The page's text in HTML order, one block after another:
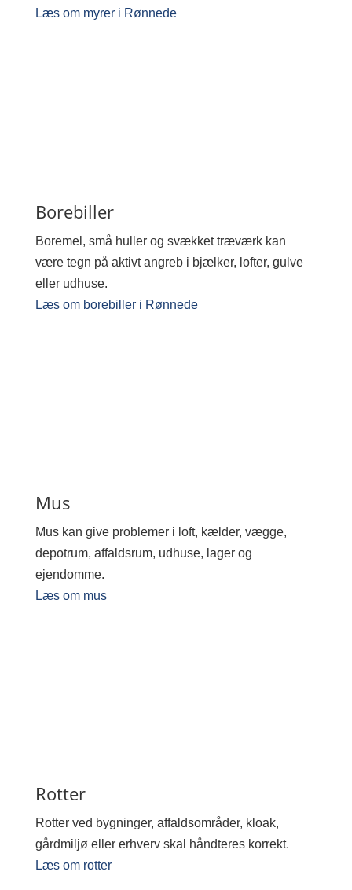
Læs om myrer i Rønnede
Borebiller
Boremel, små huller og svækket træværk kan
være tegn på aktivt angreb i bjælker, lofter, gulve
eller udhuse.
Læs om borebiller i Rønnede
Mus
Mus kan give problemer i loft, kælder, vægge,
depotrum, affaldsrum, udhuse, lager og
ejendomme.
Læs om mus
Rotter
Rotter ved bygninger, affaldsområder, kloak,
gårdmiljø eller erhverv skal håndteres korrekt.
Læs om rotter